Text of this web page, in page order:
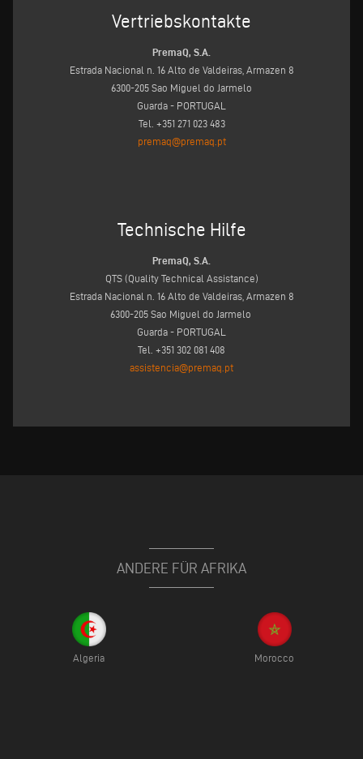
Vertriebskontakte
PremaQ, S.A.
Estrada Nacional n. 16 Alto de Valdeiras, Armazen 8
6300-205 Sao Miguel do Jarmelo
Guarda - PORTUGAL
Tel. +351 271 023 483
premaq@premaq.pt
Technische Hilfe
PremaQ, S.A.
QTS (Quality Technical Assistance)
Estrada Nacional n. 16 Alto de Valdeiras, Armazen 8
6300-205 Sao Miguel do Jarmelo
Guarda - PORTUGAL
Tel. +351 302 081 408
assistencia@premaq.pt
ANDERE FÜR AFRIKA
Algeria Morocco